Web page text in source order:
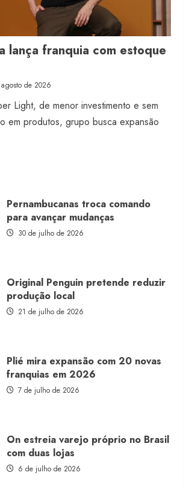
lança franquia com estoque
de 2026
Light, de menor investimento e sem
em produtos, grupo busca expansão
Pernambucanas troca comando
para avançar mudanças
30 de julho de 2026
Original Penguin pretende reduzir
produção local
21 de julho de 2026
Plié mira expansão com 20 novas
franquias em 2026
7 de julho de 2026
On estreia varejo próprio no Brasil
com duas lojas
6 de julho de 2026